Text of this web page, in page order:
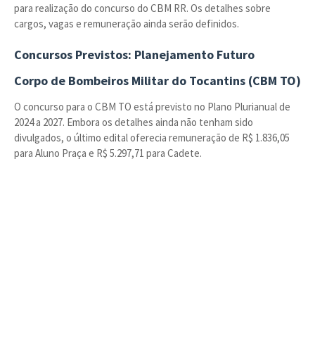
para realização do concurso do CBM RR. Os detalhes sobre
cargos, vagas e remuneração ainda serão definidos.
Concursos Previstos: Planejamento Futuro
Corpo de Bombeiros Militar do Tocantins (CBM TO)
O concurso para o CBM TO está previsto no Plano Plurianual de
2024 a 2027. Embora os detalhes ainda não tenham sido
divulgados, o último edital oferecia remuneração de R$ 1.836,05
para Aluno Praça e R$ 5.297,71 para Cadete.